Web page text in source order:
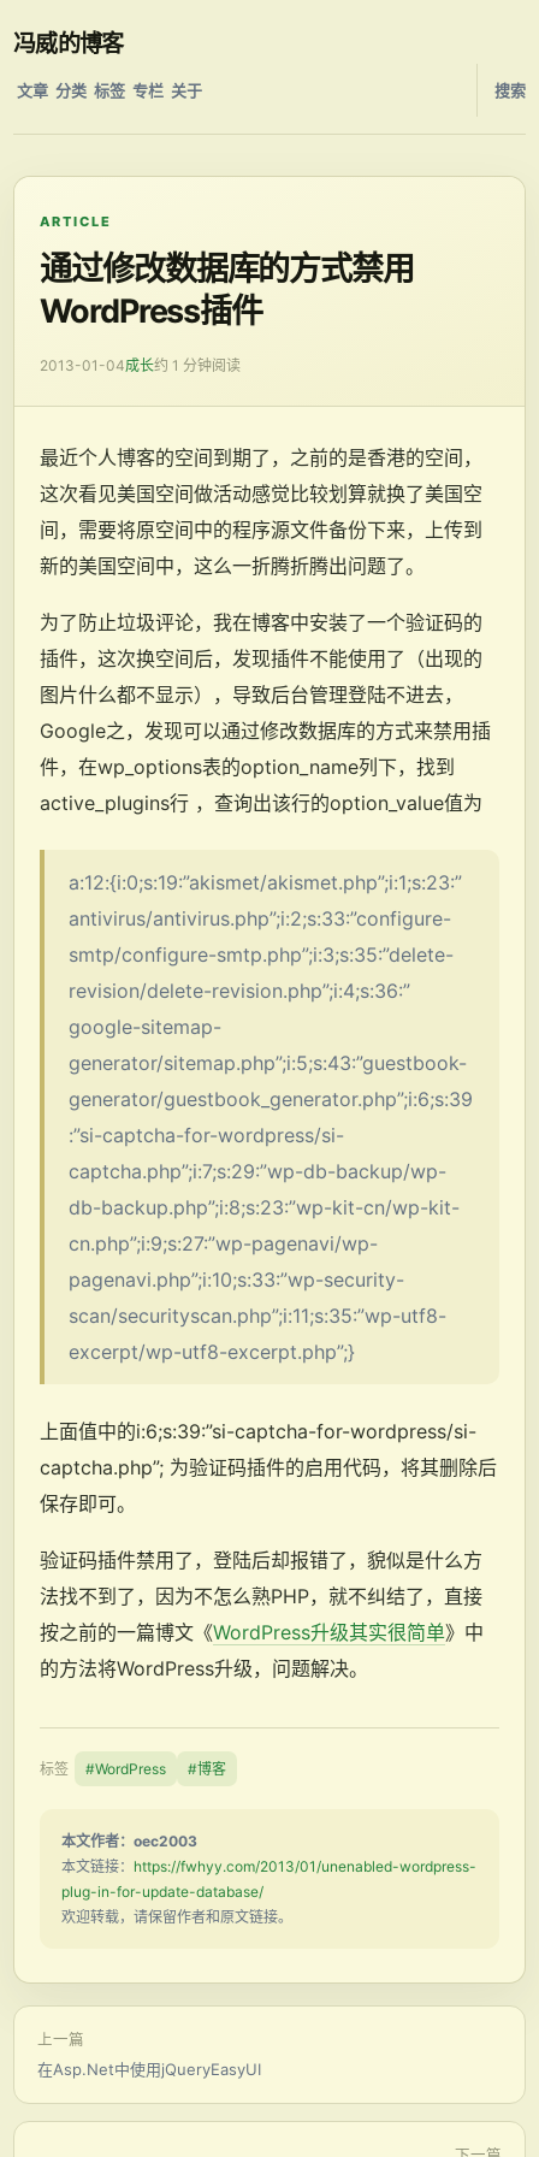
冯威的博客
文章 分类 标签 专栏 关于 搜索
ARTICLE
通过修改数据库的方式禁用
WordPress插件
2013-01-04成长约 1 分钟阅读
最近个人博客的空间到期了，之前的是香港的空间，
这次看见美国空间做活动感觉比较划算就换了美国空
间，需要将原空间中的程序源文件备份下来，上传到
新的美国空间中，这么一折腾折腾出问题了。
为了防止垃圾评论，我在博客中安装了一个验证码的
插件，这次换空间后，发现插件不能使用了（出现的
图片什么都不显示），导致后台管理登陆不进去，
Google之，发现可以通过修改数据库的方式来禁用插
件，在wp_options表的option_name列下，找到
active_plugins行 ，查询出该行的option_value值为
a:12:{i:0;s:19:”akismet/akismet.php”;i:1;s:23:”
antivirus/antivirus.php”;i:2;s:33:”configure-
smtp/configure-smtp.php”;i:3;s:35:”delete-
revision/delete-revision.php”;i:4;s:36:”
google-sitemap-
generator/sitemap.php”;i:5;s:43:”guestbook-
generator/guestbook_generator.php”;i:6;s:39
:”si-captcha-for-wordpress/si-
captcha.php”;i:7;s:29:”wp-db-backup/wp-
db-backup.php”;i:8;s:23:”wp-kit-cn/wp-kit-
cn.php”;i:9;s:27:”wp-pagenavi/wp-
pagenavi.php”;i:10;s:33:”wp-security-
scan/securityscan.php”;i:11;s:35:”wp-utf8-
excerpt/wp-utf8-excerpt.php”;}
上面值中的i:6;s:39:”si-captcha-for-wordpress/si-
captcha.php”; 为验证码插件的启用代码，将其删除后
保存即可。
验证码插件禁用了，登陆后却报错了，貌似是什么方
法找不到了，因为不怎么熟PHP，就不纠结了，直接
按之前的一篇博文《WordPress升级其实很简单》中
的方法将WordPress升级，问题解决。
标签 #WordPress #博客
本文作者：oec2003
本文链接： https://fwhyy.com/2013/01/unenabled-wordpress-
plug-in-for-update-database/
欢迎转载，请保留作者和原文链接。
上一篇
在Asp.Net中使用jQueryEasyUI